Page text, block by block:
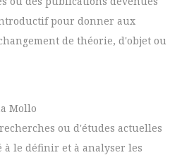
pour donner aux
de théorie, d'objet ou
Mollo
ou d'études actuelles
le définir et à analyser les